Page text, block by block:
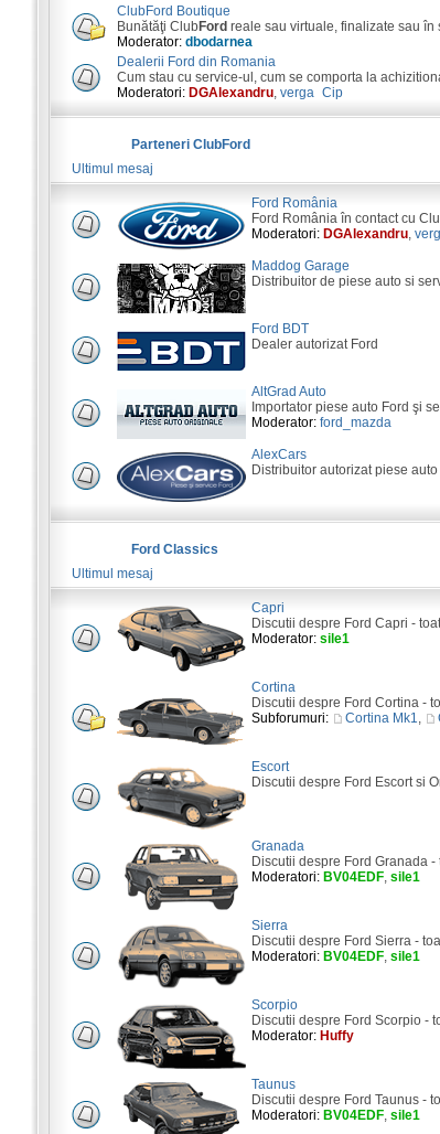
ClubFord Boutique
Bunătăţi ClubFord reale sau virtuale, finalizate sau în
Moderator: dbodarnea
Dealerii Ford din Romania
Cum stau cu service-ul, cum se comporta la
Moderatori: DGAlexandru, verga_Cip
Parteneri ClubFord
Ultimul mesaj
Ford România
Ford România în contact cu
Moderatori: DGAlexandru,
Maddog Garage
Distribuitor de piese auto si
Ford BDT
Dealer autorizat Ford
AltGrad Auto
Importator piese auto Ford şi
Moderator: ford_mazda
AlexCars
Distribuitor autorizat piese
Ford Classics
Ultimul mesaj
Capri
Discutii despre Ford Capri -
Moderator: sile1
Cortina
Discutii despre Ford Cortina -
Subforumuri:
Cortina Mk1,
Escort
Discutii despre Ford Escort si
Granada
Discutii despre Ford Granada
Moderatori: BV04EDF, sile1
Sierra
Discutii despre Ford Sierra -
Moderatori: BV04EDF, sile1
Scorpio
Discutii despre Ford Scorpio -
Moderator: Huffy
Taunus
Discutii despre Ford Taunus -
Moderatori: BV04EDF, sile1